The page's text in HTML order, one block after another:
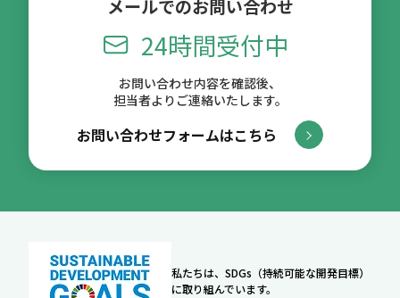
メールでのお問い合わせ
24時間受付中
お問い合わせ内容を確認後、
担当者よりご連絡いたします。
お問い合わせフォームはこちら
私たちは、SDGs（持続可能な開発目標）
に取り組んでいます。